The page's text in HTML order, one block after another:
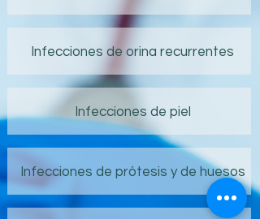
Infecciones de orina recurrentes
Infecciones de piel
Infecciones de prótesis y de huesos